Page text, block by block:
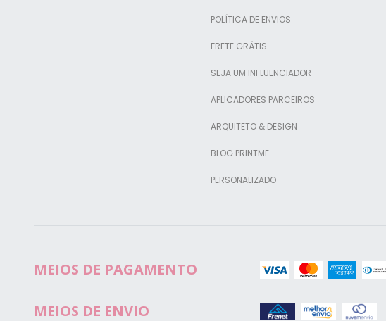
POLÍTICA DE ENVIOS
FRETE GRÁTIS
SEJA UM INFLUENCIADOR
APLICADORES PARCEIROS
ARQUITETO & DESIGN
BLOG PRINTME
PERSONALIZADO
MEIOS DE PAGAMENTO
MEIOS DE ENVIO